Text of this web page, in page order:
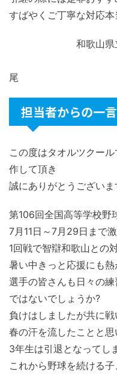
すばやくご丁寧な対応本
和歌山県立笠田
代
担当者からの一言
この度はタオルツクー
作して頂き
誠にありがとうございま
第106回全国高等学校野
7月11日～7月29日まで
1回戦で智辯和歌山との
暑い中きっと応援にも
選手の皆さんも日々の
ではないでしょうか?
負けはしましたが共に
春の汗を流したことと思
3年生は引退となってし
これから野球を続ける